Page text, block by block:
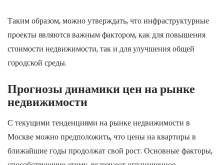
Таким образом, можно утверждать, что инфраструктурные
проекты являются важным фактором, как для повышения
стоимости недвижимости, так и для улучшения общей
городской среды.
Прогнозы динамики цен на рынке
недвижимости
С текущими тенденциями на рынке недвижимости в
Москве можно предположить, что цены на квартиры в
ближайшие годы продолжат свой рост. Основные факторы,